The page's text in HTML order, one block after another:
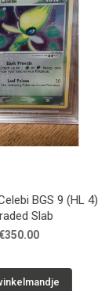
BGS 9 (HL 4)
Slab